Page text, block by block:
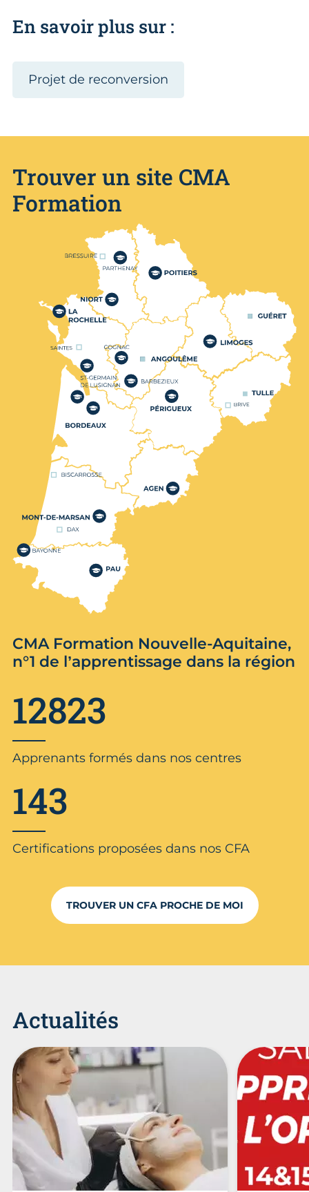
En savoir plus sur :
Projet de reconversion
Trouver un site CMA
Formation
Nos centres de formation
CMA Formation Nouvelle-Aquitaine,
n°1 de l’apprentissage dans la région
12823
Apprenants formés dans nos centres
143
Certifications proposées dans nos CFA
TROUVER UN CFA PROCHE DE MOI
Actualités